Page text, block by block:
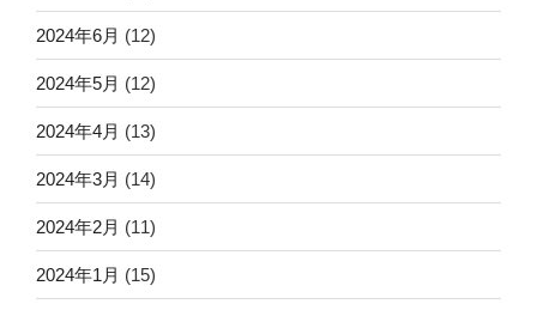
2024年6月 (12)
2024年5月 (12)
2024年4月 (13)
2024年3月 (14)
2024年2月 (11)
2024年1月 (15)